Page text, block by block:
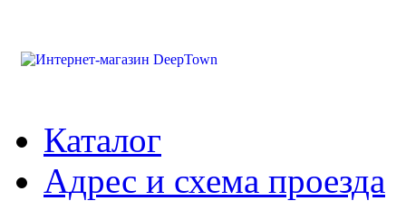
Каталог
Адрес и схема проезда